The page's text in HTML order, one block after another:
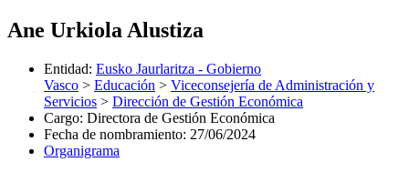
Ane Urkiola Alustiza
Entidad: Eusko Jaurlaritza - Gobierno
Vasco > Educación > Viceconsejería de Administración y
Servicios > Dirección de Gestión Económica
Cargo: Directora de Gestión Económica
Fecha de nombramiento: 27/06/2024
Organigrama